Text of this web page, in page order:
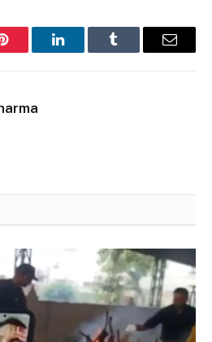
Pinterest LinkedInTumblr Email